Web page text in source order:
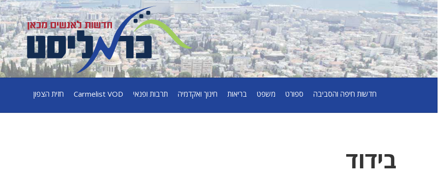
חדשות חיפה והסביבה ספורט משפט בריאות חינוך ואקדמיה תרבות ופנאי Carmelist VOD חזית הצפון
בידוד